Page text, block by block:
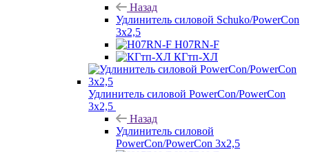
Назад
Удлинитель силовой Schuko/PowerCon
3х2,5
H07RN-F
КГтп-ХЛ
Удлинитель силовой PowerCon/PowerCon
3х2,5
Назад
Удлинитель силовой
PowerCon/PowerCon 3х2,5